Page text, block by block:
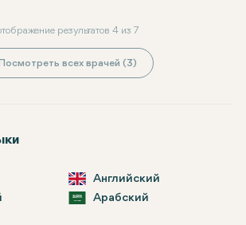
результатов 4 из 7
Посмотреть всех врачей (3)
Английский
Арабский